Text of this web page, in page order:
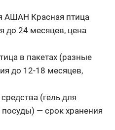
АШАН Красная птица
до 24 месяцев, цена
в пакетах (разные
до 12-18 месяцев,
(гель для
посуды) — срок хранения